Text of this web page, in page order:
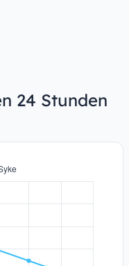
24 Stunden